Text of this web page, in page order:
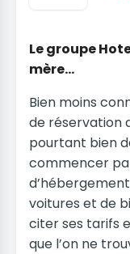
Le groupe
mère…
Bien moins
de réservation
pourtant bien
commencer
voitures et de
citer ses tarifs
que l’on ne